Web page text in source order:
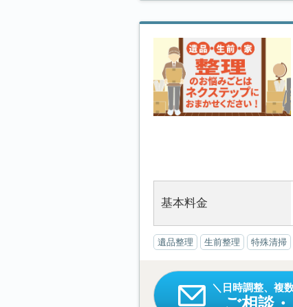
基本料金
遺品整理 生前整理 特殊清掃
日時調整、複
ご相談